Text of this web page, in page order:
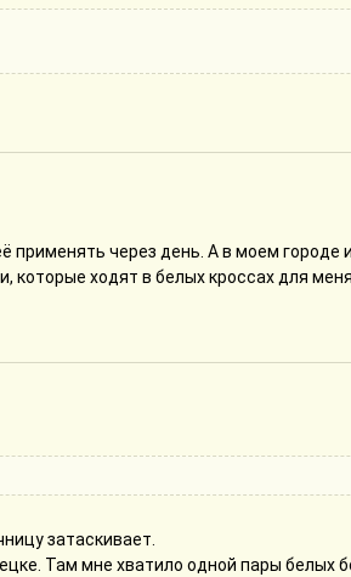
применять через день. А в моем городе
которые ходят в белых кроссах для
затаскивает.
Там мне хватило одной пары белых